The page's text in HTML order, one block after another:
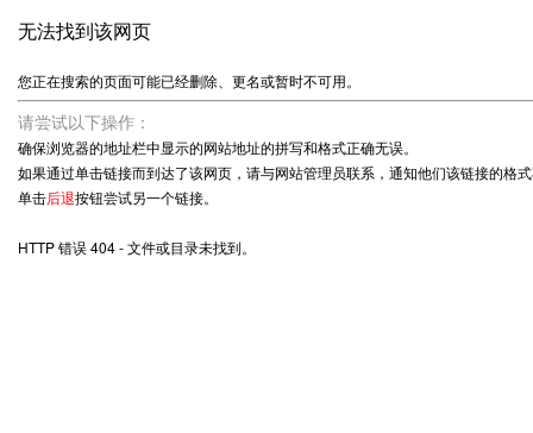
无法找到该网页
您正在搜索的页面可能已经删除、更名或暂时不可用。
请尝试以下操作：
确保浏览器的地址栏中显示的网站地址的拼写和格式正确无误。
如果通过单击链接而到达了该网页，请与网站管理员联系，通知他们该链接的格
单击后退按钮尝试另一个链接。
HTTP 错误 404 - 文件或目录未找到。